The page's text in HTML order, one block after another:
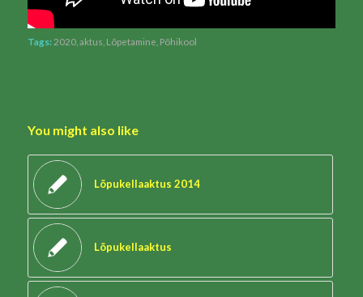
Tags: 2020, aktus Lõpetamine Põhikool
You might also like
Lõpukellaaktus 2014
Lõpukellaaktus